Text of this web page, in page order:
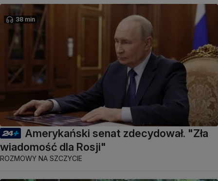
38 min
Amerykański senat zdecydował. "Zła
wiadomość dla Rosji"
ROZMOWY NA SZCZYCIE